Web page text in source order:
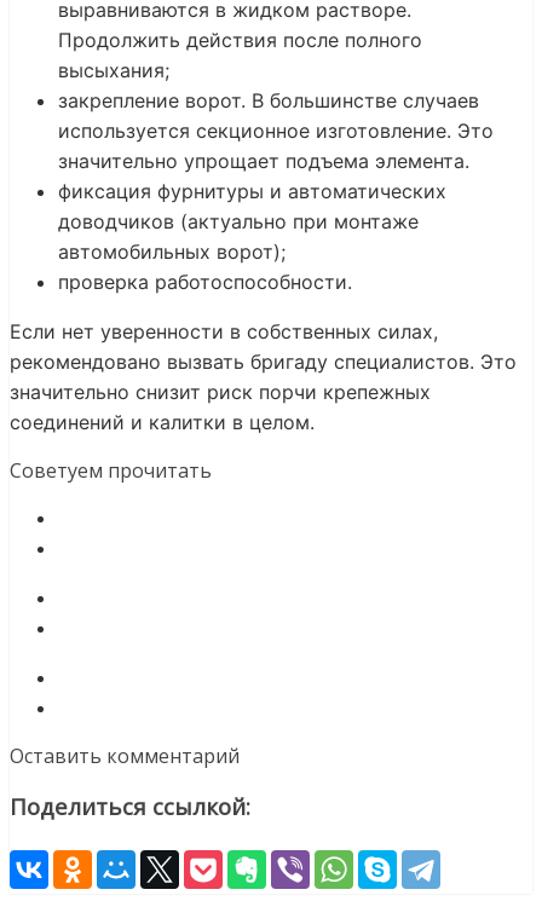
выравниваются в жидком растворе.
Продолжить действия после полного
высыхания;
закрепление ворот. В большинстве случаев
используется секционное изготовление. Это
значительно упрощает подъема элемента.
фиксация фурнитуры и автоматических
доводчиков (актуально при монтаже
автомобильных ворот);
проверка работоспособности.
Если нет уверенности в собственных силах,
рекомендовано вызвать бригаду специалистов. Это
значительно снизит риск порчи крепежных
соединений и калитки в целом.
Советуем прочитать
Оставить комментарий
Поделиться ссылкой: